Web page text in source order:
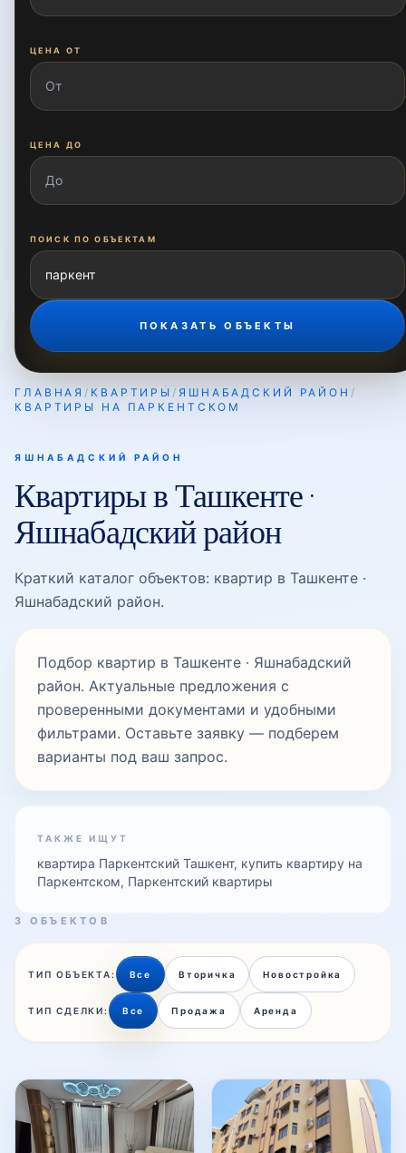
Машинасозлар
Паркентская
Тузель
Уйсозлар
Феруза
ЦЕНА ОТ
ЦЕНА ДО
ПОИСК ПО ОБЪЕКТАМ
ПОКАЗАТЬ ОБЪЕКТЫ
ГЛАВНАЯ / КВАРТИРЫ / ЯШНАБАДСКИЙ РАЙОН /
КВАРТИРЫ НА ПАРКЕНТСКОМ
ЯШНАБАДСКИЙ РАЙОН
Квартиры в Ташкенте ·
Яшнабадский район
Краткий каталог объектов: квартир в Ташкенте ·
Яшнабадский район.
Подбор квартир в Ташкенте · Яшнабадский
район. Актуальные предложения с
проверенными документами и удобными
фильтрами. Оставьте заявку — подберем
варианты под ваш запрос.
ТАКЖЕ ИЩУТ
квартира Паркентский Ташкент, купить квартиру на
Паркентском, Паркентский квартиры
3 ОБЪЕКТОВ
ТИП ОБЪЕКТА: Все Вторичка Новостройка
ТИП СДЕЛКИ: Все Продажа Аренда